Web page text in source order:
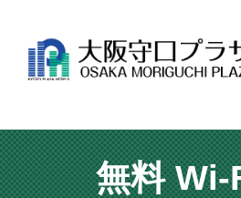
無料 Wi-